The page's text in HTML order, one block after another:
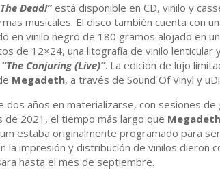
Dead!”está disponible en CD, vinilo y
musicales. El disco también cuenta con
en vinilo negro de 180 gramos alojado en
de 12×24, una litografía de vinilo lenticular
“The Conjuring (Live)”. La edición de lujo
Megadeth, a través de Sound Of Vinyl y
dos años en materializarse, con sesiones
2021, el tiempo más largo que Megadeth
estaba originalmente programado para
la impresión y distribución de vinilos dieron
hasta el mes de septiembre.